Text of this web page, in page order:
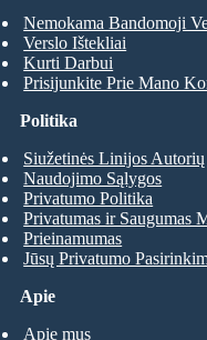
Nemokama Bandomoji
Verslo Ištekliai
Kurti Darbui
Prisijunkite Prie Mano
Apie
Apie mus
Politika
Siužetinės Linijos
Naudojimo Sąlygos
Privatumo Politika
Privatumas ir Saugumas
Prieinamumas
Jūsų Privatumo